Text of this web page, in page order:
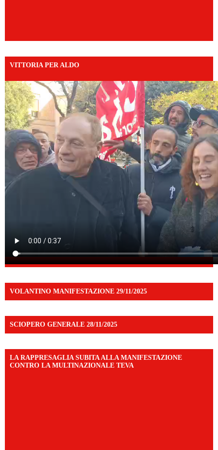
VITTORIA PER ALDO
VOLANTINO MANIFESTAZIONE 29/11/2025
SCIOPERO GENERALE 28/11/2025
LA RAPPRESAGLIA SUBITA ALLA MANIFESTAZIONE
CONTRO LA MULTINAZIONALE TEVA